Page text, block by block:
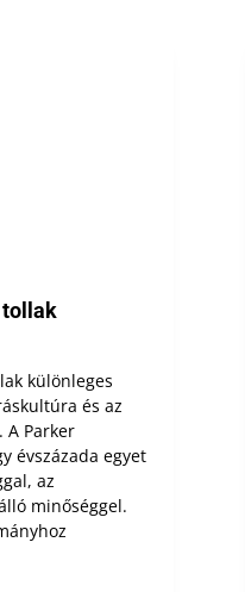
különleges
és az
A Parker
évszázada egyet
az
minőséggel.